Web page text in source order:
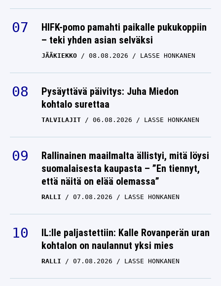
HIFK-pomo pamahti paikalle pukukoppiin
– teki yhden asian selväksi
JÄÄKIEKKO 08.08.2026 LASSE HONKANEN
Pysäyttävä päivitys: Juha Miedon
kohtalo surettaa
TALVILAJIT 06.08.2026 LASSE HONKANEN
Rallinainen maailmalta ällistyi, mitä löysi
suomalaisesta kaupasta – ”En tiennyt,
että näitä on elää olemassa”
RALLI 07.08.2026 LASSE HONKANEN
IL:lle paljastettiin: Kalle Rovanperän uran
kohtalon on naulannut yksi mies
RALLI 07.08.2026 LASSE HONKANEN